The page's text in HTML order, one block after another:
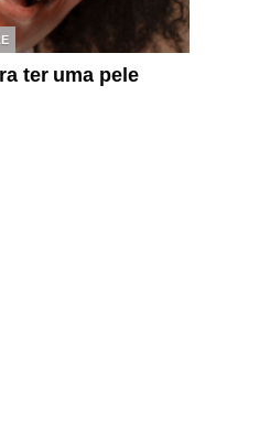
ter uma pele